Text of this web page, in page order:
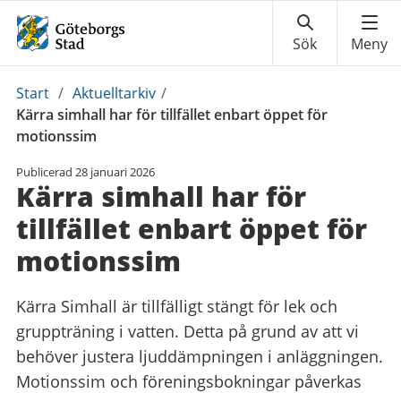
Du
är
här:
Start / Aktuelltarkiv /
Kärra simhall har för tillfället enbart öppet för
motionssim
Publicerad 28 januari 2026
Kärra simhall har för
tillfället enbart öppet för
motionssim
Kärra Simhall är tillfälligt stängt för lek och
gruppträning i vatten. Detta på grund av att vi
behöver justera ljuddämpningen i anläggningen.
Motionssim och föreningsbokningar påverkas